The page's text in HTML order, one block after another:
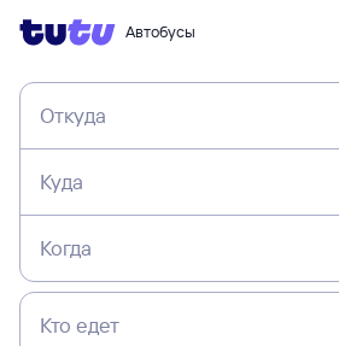
Автобусы
Откуда
Куда
Когда
Кто едет